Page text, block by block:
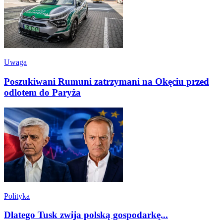
Uwaga
Poszukiwani Rumuni zatrzymani na Okęciu przed
odlotem do Paryża
Polityka
Dlatego Tusk zwija polską gospodarkę...